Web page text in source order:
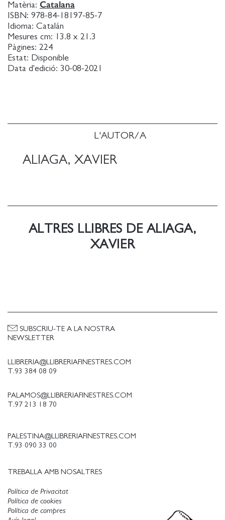
L'AUTOR/A
ALIAGA, XAVIER
minuciosa d'Anaïs, que ens condueix magistralment
fi ns a un fi nal sorprenent en què els lectors també
hauran de plantejar-se què som capaços de fer per
no trencar-nos.
Matèria: Catalana
ISBN: 978-84-18197-85-7
Idioma: Catalán
Mesures cm:
13.8 x 21.3
Pàgines: 224
Estat: Disponible
Data d'edició: 30-08-2021
ALTRES LLIBRES DE ALIAGA,
XAVIER
LLIBRERIA@LLIBRERIAFINESTRES.COM
T.93 384 08 09
PALAMOS@LLIBRERIAFINESTRES.COM
T.97 213 18 70
PALESTINA@LLIBRERIAFINESTRES.COM
T.93 090 33 00
TREBALLA AMB NOSALTRES
SUBSCRIU-TE A LA NOSTRA
NEWSLETTER
Política de Privacitat
Política de cookies
Política de compres